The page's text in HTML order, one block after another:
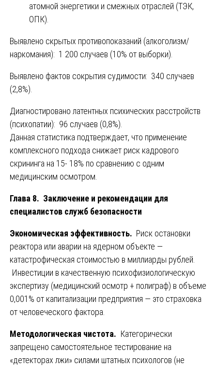
атомной энергетики и смежных отраслей (ТЭК,
ОПК).
Выявлено скрытых противопоказаний (алкоголизм/
наркомания): 1 200 случаев (10% от выборки).
Выявлено фактов сокрытия судимости: 340 случаев
(2,8%).
Диагностировано латентных психических расстройств
(психопатии): 96 случаев (0,8%).
Данная статистика подтверждает, что применение
комплексного подхода снижает риск кадрового
скрининга на 15- 18% по сравнению с одним
медицинским осмотром.
Глава 8. Заключение и рекомендации для
специалистов служб безопасности
Экономическая эффективность. Риск остановки
реактора или аварии на ядерном объекте —
катастрофическая стоимостью в миллиарды рублей.
Инвестиции в качественную психофизиологическую
экспертизу (медицинский осмотр + полиграф) в объеме
0,001% от капитализации предприятия — это страховка
от человеческого фактора.
Методологическая чистота. Категорически
запрещено самостоятельное тестирование на
«детекторах лжи» силами штатных психологов (не